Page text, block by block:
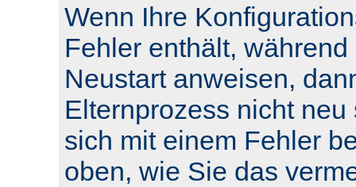
Wenn Ihre
Fehler enthält,
Neustart anweisen,
Elternprozess nicht
sich mit einem Fehler
oben, wie Sie das